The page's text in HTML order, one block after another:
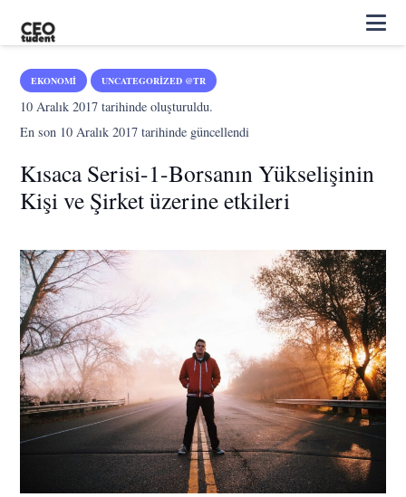
EKONOMI UNCATEGORIZED @TR
10 Aralık 2017 tarihinde oluşturuldu.
En son 10 Aralık 2017 tarihinde güncellendi
Kısaca Serisi-1-Borsanın Yükselişinin
Kişi ve Şirket üzerine etkileri